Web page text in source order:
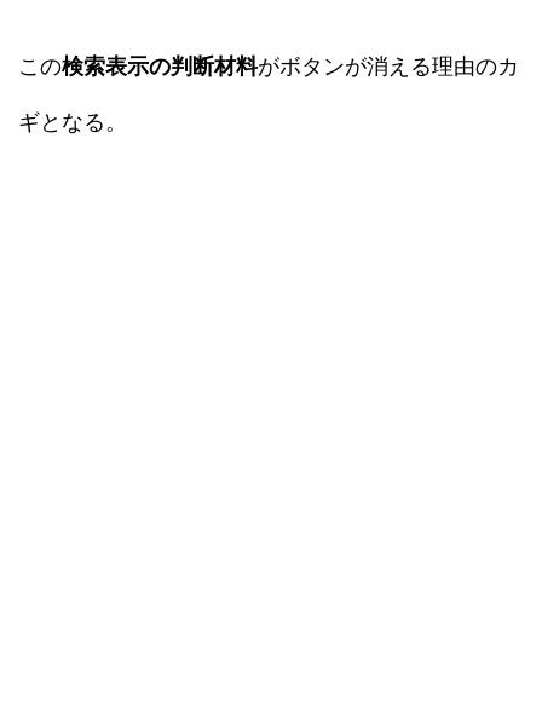
この検索表示の判断材料がボタンが消える理由のカ
ギとなる。